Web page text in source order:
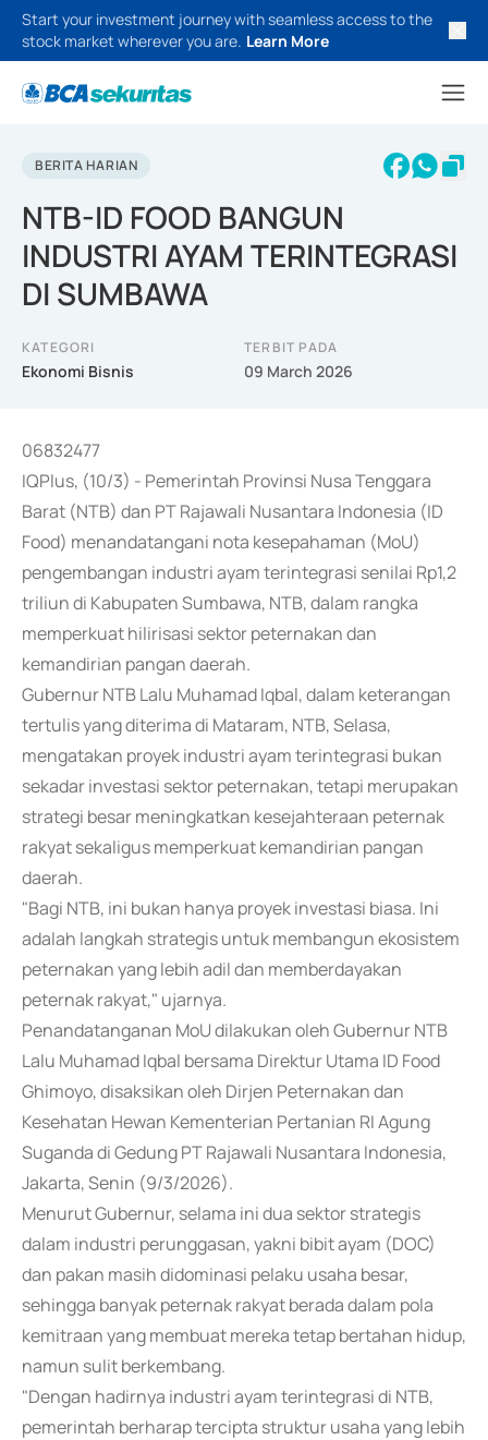
Start your investment journey with seamless access to the
stock market wherever you are. Learn More
BERITA HARIAN
NTB-ID FOOD BANGUN
INDUSTRI AYAM TERINTEGRASI
DI SUMBAWA
KATEGORI
Ekonomi Bisnis
TERBIT PADA
09 March 2026
06832477
IQPlus, (10/3) - Pemerintah Provinsi Nusa Tenggara
Barat (NTB) dan PT Rajawali Nusantara Indonesia (ID
Food) menandatangani nota kesepahaman (MoU)
pengembangan industri ayam terintegrasi senilai Rp1,2
triliun di Kabupaten Sumbawa, NTB, dalam rangka
memperkuat hilirisasi sektor peternakan dan
kemandirian pangan daerah.
Gubernur NTB Lalu Muhamad Iqbal, dalam keterangan
tertulis yang diterima di Mataram, NTB, Selasa,
mengatakan proyek industri ayam terintegrasi bukan
sekadar investasi sektor peternakan, tetapi merupakan
strategi besar meningkatkan kesejahteraan peternak
rakyat sekaligus memperkuat kemandirian pangan
daerah.
"Bagi NTB, ini bukan hanya proyek investasi biasa. Ini
adalah langkah strategis untuk membangun ekosistem
peternakan yang lebih adil dan memberdayakan
peternak rakyat," ujarnya.
Penandatanganan MoU dilakukan oleh Gubernur NTB
Lalu Muhamad Iqbal bersama Direktur Utama ID Food
Ghimoyo, disaksikan oleh Dirjen Peternakan dan
Kesehatan Hewan Kementerian Pertanian RI Agung
Suganda di Gedung PT Rajawali Nusantara Indonesia,
Jakarta, Senin (9/3/2026).
Menurut Gubernur, selama ini dua sektor strategis
dalam industri perunggasan, yakni bibit ayam (DOC)
dan pakan masih didominasi pelaku usaha besar,
sehingga banyak peternak rakyat berada dalam pola
kemitraan yang membuat mereka tetap bertahan hidup,
namun sulit berkembang.
"Dengan hadirnya industri ayam terintegrasi di NTB,
pemerintah berharap tercipta struktur usaha yang lebih